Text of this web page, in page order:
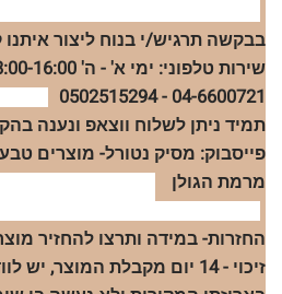
בבקשה תרגיש/י בנוח ליצור
שירות טלפוני: ימי א' - ה' 8:00-16:00
04-6600721 - 0502515294
תמיד ניתן לשלוח ווצאפ ונענה
פייסבוק: מסיק נטורל- מוצרים
מרמת הגולן
החזרות- במידה ותרצו להחזיר
זיכוי - 14 יום מקבלת המוצר,